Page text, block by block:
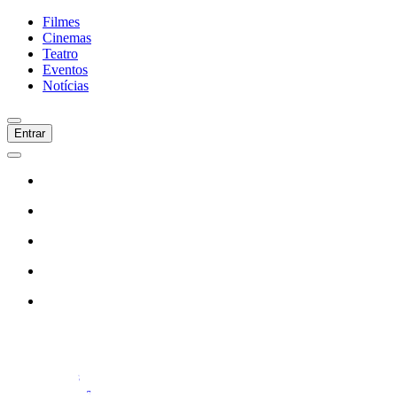
Filmes
Cinemas
Teatro
Eventos
Notícias
Entrar
Filmes
Cinemas